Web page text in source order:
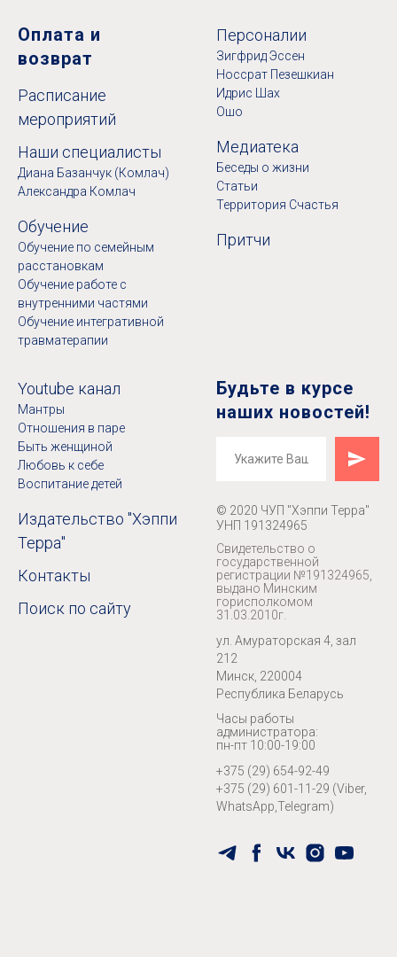
Оплата и
возврат
Расписание
мероприятий
Наши специалисты
Диана Базанчук (Комлач)
Александра Комлач
Обучение
Обучение по семейным
расстановкам
Обучение работе с
внутренними частями
Обучение интегративной
травматерапии
Персоналии
Зигфрид Эссен
Носсрат Пезешкиан
Идрис Шах
Ошо
Медиатека
Беседы о жизни
Статьи
Территория Счастья
Притчи
Youtube канал
Мантры
Отношения в паре
Быть женщиной
Любовь к себе
Воспитание детей
Издательство "Хэппи
Терра"
Контакты
Поиск по сайту
Будьте в курсе
наших новостей!
© 2020 ЧУП "Хэппи Терра"
УНП 191324965
Свидетельство о
государственной
регистрации №191324965,
выдано Минским
горисполкомом
31.03.2010г.
ул. Амураторская 4, зал
212
Минск, 220004
Республика Беларусь
Часы работы
администратора:
пн-пт 10:00-19:00
+375 (29) 654-92-49
+375 (29) 601-11-29 (Viber,
WhatsApp,Telegram)